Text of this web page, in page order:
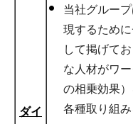
ダイ
当社グルー
現するため
して掲げて
な人材がワ
の相乗効果
各種取り組み